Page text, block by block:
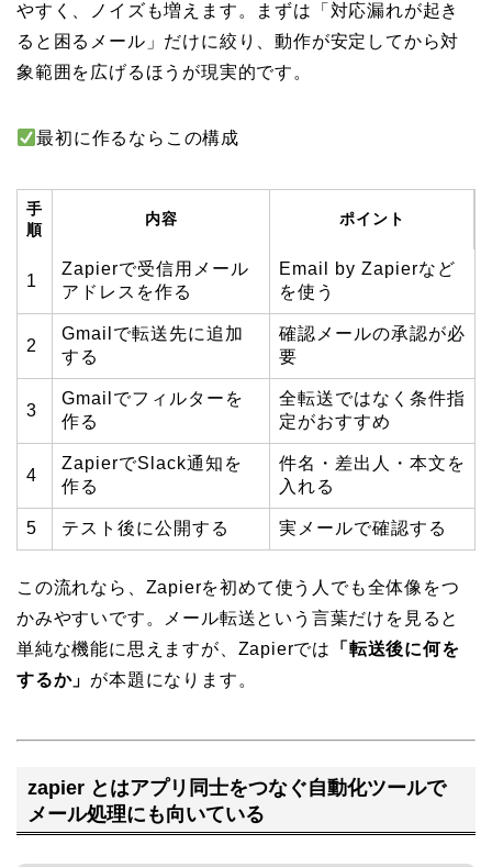
やすく、ノイズも増えます。まずは「対応漏れが起き
ると困るメール」だけに絞り、動作が安定してから対
象範囲を広げるほうが現実的です。
最初に作るならこの構成
手
順
内容 ポイント
1
Zapierで受信用メール
アドレスを作る
Email by Zapierなど
を使う
2
Gmailで転送先に追加
する
確認メールの承認が必
要
3
Gmailでフィルターを
作る
全転送ではなく条件指
定がおすすめ
4
ZapierでSlack通知を
作る
件名・差出人・本文を
入れる
5 テスト後に公開する 実メールで確認する
この流れなら、Zapierを初めて使う人でも全体像をつ
かみやすいです。メール転送という言葉だけを見ると
単純な機能に思えますが、Zapierでは
「転送後に何を
するか」 が本題になります。
zapier とはアプリ同士をつなぐ自動化ツールで
メール処理にも向いている